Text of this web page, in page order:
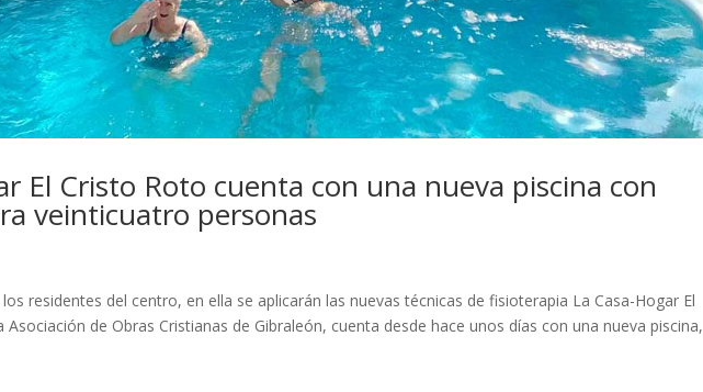
El Cristo Roto cuenta con una nueva piscina con
veinticuatro personas
residentes del centro, en ella se aplicarán las nuevas técnicas de fisioterapia La Casa-Hogar El
de Obras Cristianas de Gibraleón, cuenta desde hace unos días con una nueva piscina,